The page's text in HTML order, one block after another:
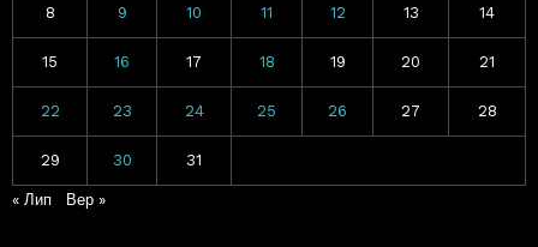
8 9 10 11 12 13 14
15 16 17 18 19 20 21
22 23 24 25 26 27 28
29 30 31
« Лип Вер »